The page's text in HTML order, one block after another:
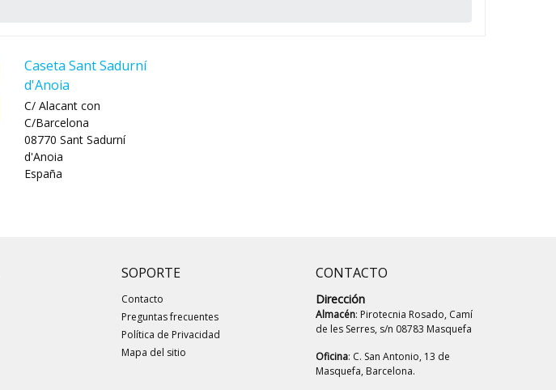
Caseta Sant Sadurní
d'Anoia
C/ Alacant con
C/Barcelona
08770 Sant Sadurní
d'Anoia
España
SOPORTE
Contacto
Preguntas frecuentes
Política de Privacidad
Mapa del sitio
CONTACTO
Dirección
Almacén: Pirotecnia Rosado, Camí
de les Serres, s/n 08783 Masquefa
Oficina: C. San Antonio, 13 de
Masquefa, Barcelona.